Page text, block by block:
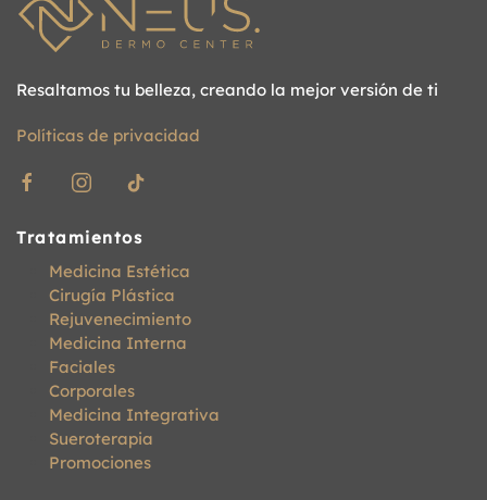
Resaltamos tu belleza, creando la mejor versión de ti
Políticas de privacidad
Tratamientos
Medicina Estética
Cirugía Plástica
Rejuvenecimiento
Medicina Interna
Faciales
Corporales
Medicina Integrativa
Sueroterapia
Promociones